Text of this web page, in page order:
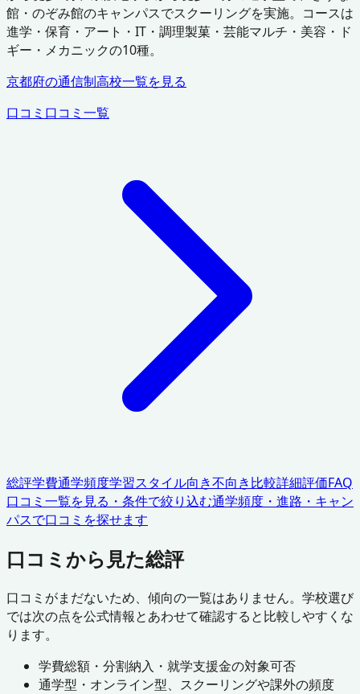
館・のぞみ館のキャンパスでスクーリングを実施。コースは
進学・保育・アート・IT・調理製菓・芸能マルチ・美容・ド
ギー・メカニックの10種。
京都府の通信制高校一覧を見る
口コミ 口コミ一覧
総評学費通学頻度学習スタイル向き不向き比較詳細評価FAQ
口コミ一覧を見る・条件で絞り込む通学頻度・進路・キャン
パスで口コミを探せます
口コミから見た総評
口コミがまだないため、傾向の一覧はありません。学校選び
では次の点を公式情報とあわせて確認すると比較しやすくな
ります。
学費総額・分割納入・就学支援金の対象可否
通学型・オンライン型、スクーリングや課外の頻度